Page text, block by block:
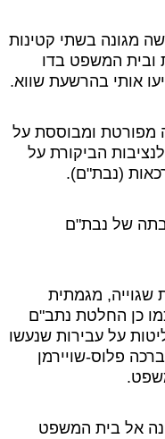
מגונה בשתי קטינות
המשפט בדו
אותי בהרשעת שווא.
תלונה מפורטת ומבוססת על
הביקורת על
(נבת"ם).
אלי תשובתה של נבת"ם
שגוייה, מגמתית
כן החלטת נתב"ם
על עבירות שנעשו
פלוס-שויירמן
אל בית המשפט